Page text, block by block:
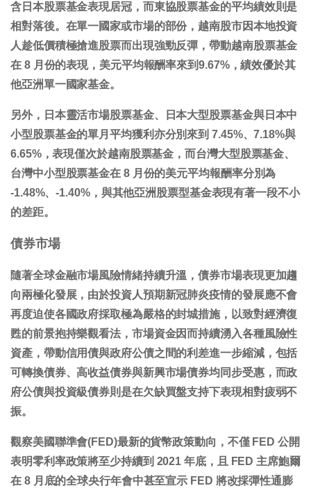
含日本股票基金表現居冠，而東協股票基金的平均績效則是
相對落後。在單一國家或市場的部份，越南股市因本地投資
人趁低價積極搶進股票而出現強勁反彈，帶動越南股票基金
在 8 月份的表現，美元平均報酬率來到9.67%，績效優於其
他亞洲單一國家基金。
另外，日本靈活市場股票基金、日本大型股票基金與日本中
小型股票基金的單月平均獲利亦分別來到 7.45%、7.18%與
6.65%，表現僅次於越南股票基金，而台灣大型股票基金、
台灣中小型股票基金在 8 月份的美元平均報酬率分別為
-1.48%、-1.40%，與其他亞洲股票型基金表現有著一段不小
的差距。
債券市場
隨著全球金融市場風險情緒持續升溫，債券市場表現更加趨
向兩極化發展，由於投資人預期新冠肺炎疫情的發展應不會
再度迫使各國政府採取極為嚴格的封城措施，以致對經濟復
甦的前景抱持樂觀看法，市場資金因而持續湧入各種風險性
資產，帶動信用債與政府公債之間的利差進一步縮減，包括
可轉換債券、高收益債券與新興市場債券均同步受惠，而政
府公債與投資級債券則是在欠缺買盤支持下表現相對疲弱不
振。
觀察美國聯準會(FED)最新的貨幣政策動向，不僅 FED 公開
表明零利率政策將至少持續到 2021 年底，且 FED 主席鮑爾
在 8 月底的全球央行年會中甚至宣示 FED 將改採彈性通膨